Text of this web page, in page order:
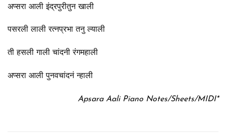
अप्सरा आली इंद्रपुरीतुन खाली
पसरली लाली रत्‍नप्रभा तनु ल्याली
ती हसली गाली चांदनी रंगमहाली
अप्सरा आली पुनवचांदनं न्हाली
Apsara Aali Piano Notes/Sheets/MIDI*